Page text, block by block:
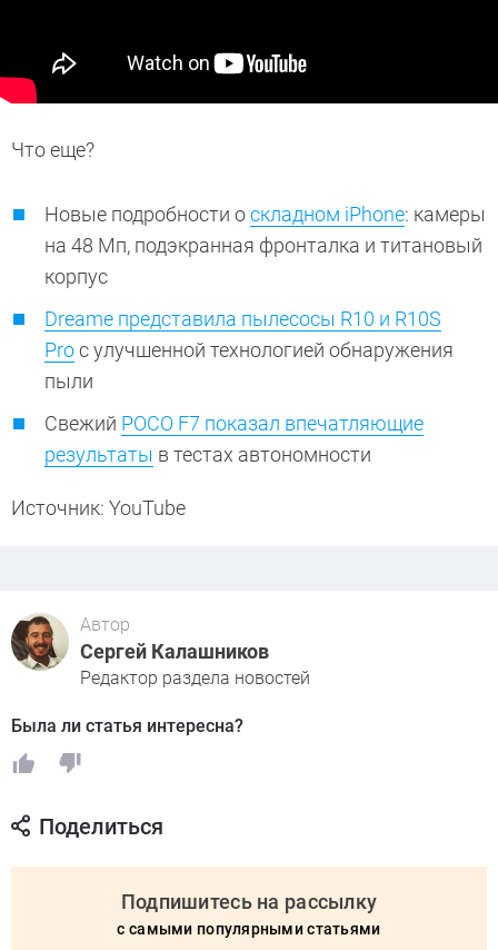
Что еще?
Новые подробности оскладном iPhone: камеры
на 48 Мп, подэкранная фронталка и титановый
корпус
Dreame представила пылесосы R10 и R10S
Proс улучшенной технологией обнаружения
пыли
Свежий POCO F7 показал впечатляющие
результаты в тестах автономности
Источник: YouTube
Автор
Сергей Калашников
Редактор раздела новостей
Была ли статья интересна?
Поделиться
Подпишитесь на рассылку
с самыми популярными статьями